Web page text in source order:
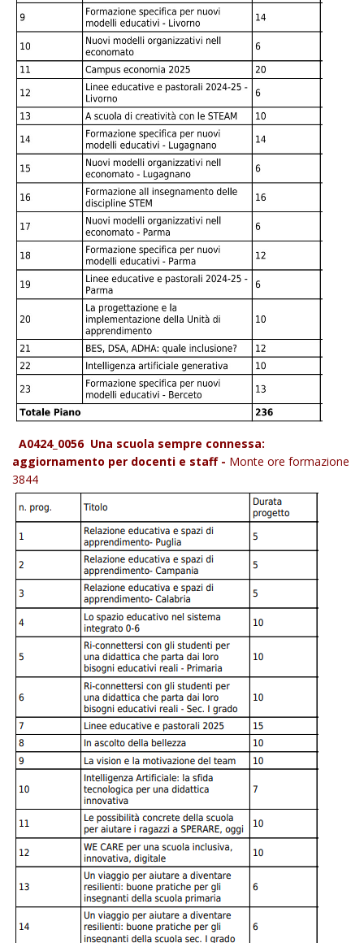
A0424_0056 Una scuola sempre connessa:
aggiornamento per docenti e staff - Monte ore formazione
3844